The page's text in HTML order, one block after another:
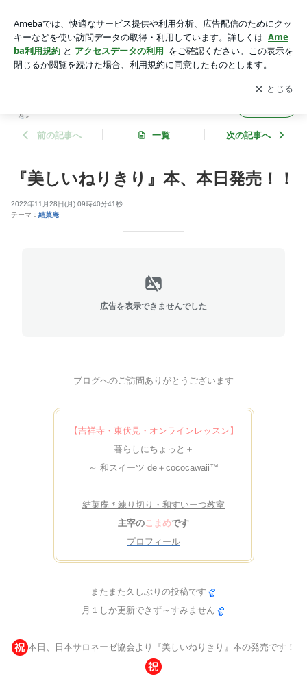
aii™
アプリをダウンロードして ブログの更新通知
を受け取りまし
ょう。
開く
前の記事へ 一覧 次の記事へ
『美しいねりきり』本、本日発売！！
2022年11月28日(月) 09時40分41秒
テーマ： 結菓庵
広告を表示できませんでした
ブログへのご訪問ありがとうございます
【吉祥寺・東伏見・オンラインレッスン】
暮らしにちょっと＋
～ 和スイーツ de＋cococawaii™
結菓庵＊練り切り・和すいーつ教室
主宰のこまめです
プロフィール
またまた久しぶりの投稿です
月１しか更新できず～すみません
本日、日本サロネーゼ協会より『美しいねりきり』本の発売です！